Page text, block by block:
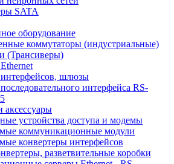
SATA
оборудование
коммутаторы (индустриальные)
(Трансиверы)
шлюзы
интерфейса RS-
устройства доступа и модемы
коммуникационные модули
конвертеры интерфейсов
разветвительные коробки